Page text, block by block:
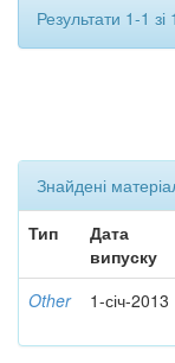
Результати 1-1
Знайдені
Тип
Дата
випуску
Other 1-січ-2013